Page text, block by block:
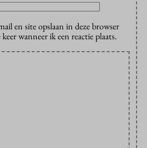
en site opslaan in deze browser
wanneer ik een reactie plaats.